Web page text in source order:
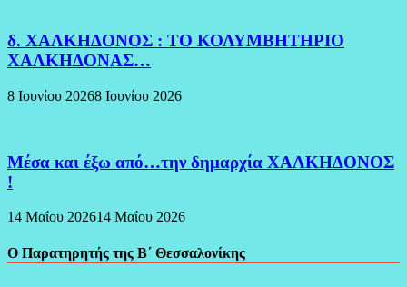
δ. ΧΑΛΚΗΔΟΝΟΣ : ΤΟ ΚΟΛΥΜΒΗΤΗΡΙΟ
ΧΑΛΚΗΔΟΝΑΣ…
8 Ιουνίου 20268 Ιουνίου 2026
Μέσα και έξω από…την δημαρχία ΧΑΛΚΗΔΟΝΟΣ
!
14 Μαΐου 202614 Μαΐου 2026
Ο Παρατηρητής της Β΄ Θεσσαλονίκης